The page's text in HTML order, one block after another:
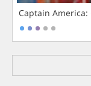
Captain